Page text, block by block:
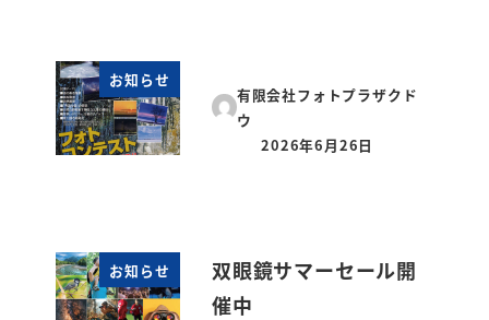
お知らせ
有限会社フォトプラザクド
ウ
投稿日
2026年6月26日
お知らせ
双眼鏡サマーセール開
催中